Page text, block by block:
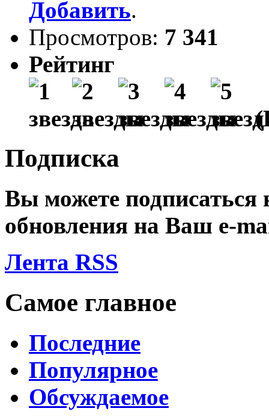
Добавить.
Просмотров: 7 341
Рейтинг
Подписка
Вы можете подписаться
обновления на Ваш e-
Лента RSS
Самое главное
Последние
Популярное
Обсуждаемое